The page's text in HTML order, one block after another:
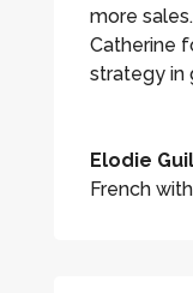
more
Catherine
strategy in
Elodie
French